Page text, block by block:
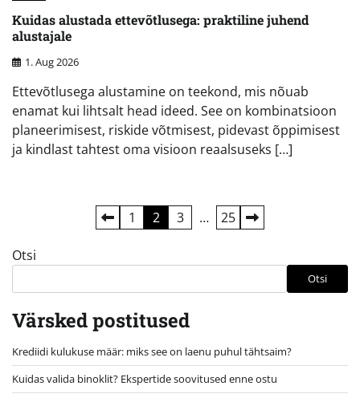
Kuidas alustada ettevõtlusega: praktiline juhend
alustajale
1. Aug 2026
Ettevõtlusega alustamine on teekond, mis nõuab
enamat kui lihtsalt head ideed. See on kombinatsioon
planeerimisest, riskide võtmisest, pidevast õppimisest
ja kindlast tahtest oma visioon reaalsuseks […]
Postituste
leheküljendus
1 2 3 … 25
Otsi
Otsi
Värsked postitused
Krediidi kulukuse määr: miks see on laenu puhul tähtsaim?
Kuidas valida binoklit? Ekspertide soovitused enne ostu